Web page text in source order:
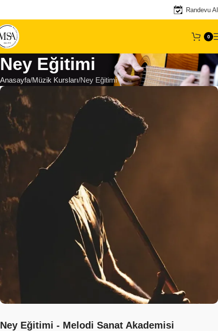
Randevu Al
0
Ney Eğitimi
Anasayfa Müzik Kursları Ney Eğitimi
Ney Eğitimi - Melodi Sanat Akademisi